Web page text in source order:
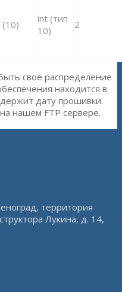
(10)
int (тип
10)
2
свое распределение
находится в
дату прошивки.
нашем FTP сервере.
территория
Лукина, д. 14,